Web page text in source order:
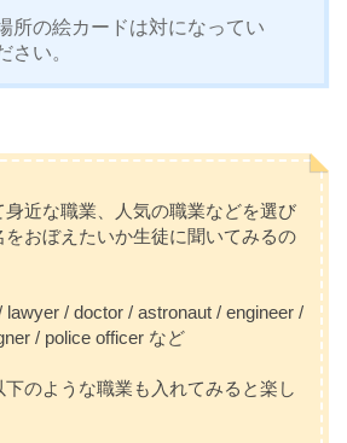
所の絵カードは対になってい
さい。
近な職業、人気の職業などを選び
をおぼえたいか生徒に聞いてみるの
lawyer / doctor / astronaut / engineer /
/ police officer など
のような職業も入れてみると楽し